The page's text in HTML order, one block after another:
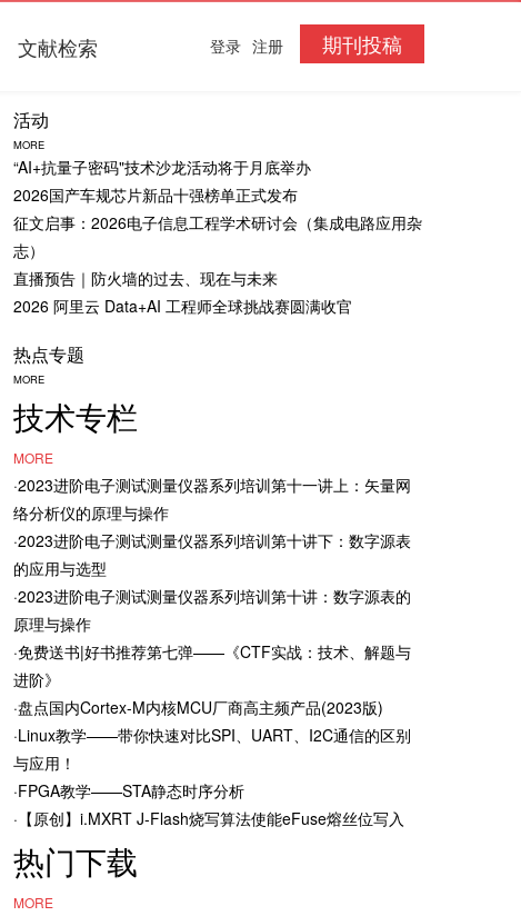
文献检索 期刊投稿
登录 注册
活动
MORE
“AI+抗量子密码"技术沙龙活动将于月底举办
2026国产车规芯片新品十强榜单正式发布
征文启事：2026电子信息工程学术研讨会（集成电路应用杂
志）
直播预告｜防火墙的过去、现在与未来
2026 阿里云 Data+AI 工程师全球挑战赛圆满收官
热点专题
MORE
技术专栏
MORE
·2023进阶电子测试测量仪器系列培训第十一讲上：矢量网
络分析仪的原理与操作
·2023进阶电子测试测量仪器系列培训第十讲下：数字源表
的应用与选型
·2023进阶电子测试测量仪器系列培训第十讲：数字源表的
原理与操作
·免费送书|好书推荐第七弹——《CTF实战：技术、解题与
进阶》
·盘点国内Cortex-M内核MCU厂商高主频产品(2023版)
·Linux教学——带你快速对比SPI、UART、I2C通信的区别
与应用！
·FPGA教学——STA静态时序分析
·【原创】i.MXRT J-Flash烧写算法使能eFuse熔丝位写入
热门下载
MORE